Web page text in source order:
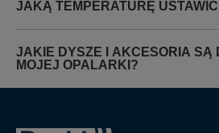
JAKĄ TEMPERATURĘ
JAKIE DYSZE I AKCESORIA SĄ
MOJEJ OPALARKI?